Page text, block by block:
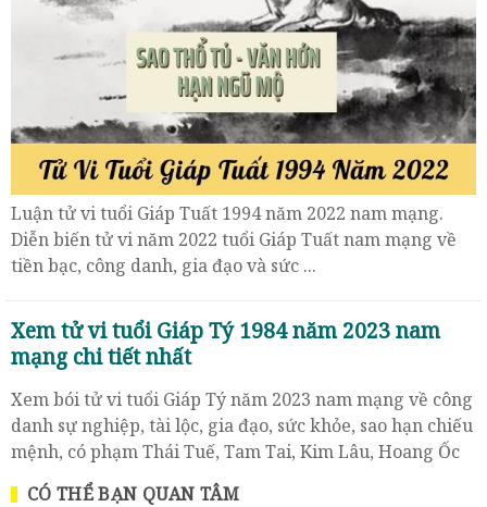
Luận tử vi tuổi Giáp Tuất 1994 năm 2022 nam mạng.
Diễn biến tử vi năm 2022 tuổi Giáp Tuất nam mạng về
tiền bạc, công danh, gia đạo và sức ...
Xem tử vi tuổi Giáp Tý 1984 năm 2023 nam
mạng chi tiết nhất
Xem bói tử vi tuổi Giáp Tý năm 2023 nam mạng về công
danh sự nghiệp, tài lộc, gia đạo, sức khỏe, sao hạn chiếu
mệnh, có phạm Thái Tuế, Tam Tai, Kim Lâu, Hoang Ốc
không,...
CÓ THỂ BẠN QUAN TÂM